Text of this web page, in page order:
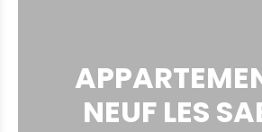
NEUF LES